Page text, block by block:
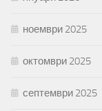
ноември 2025
октомври 2025
септември 2025